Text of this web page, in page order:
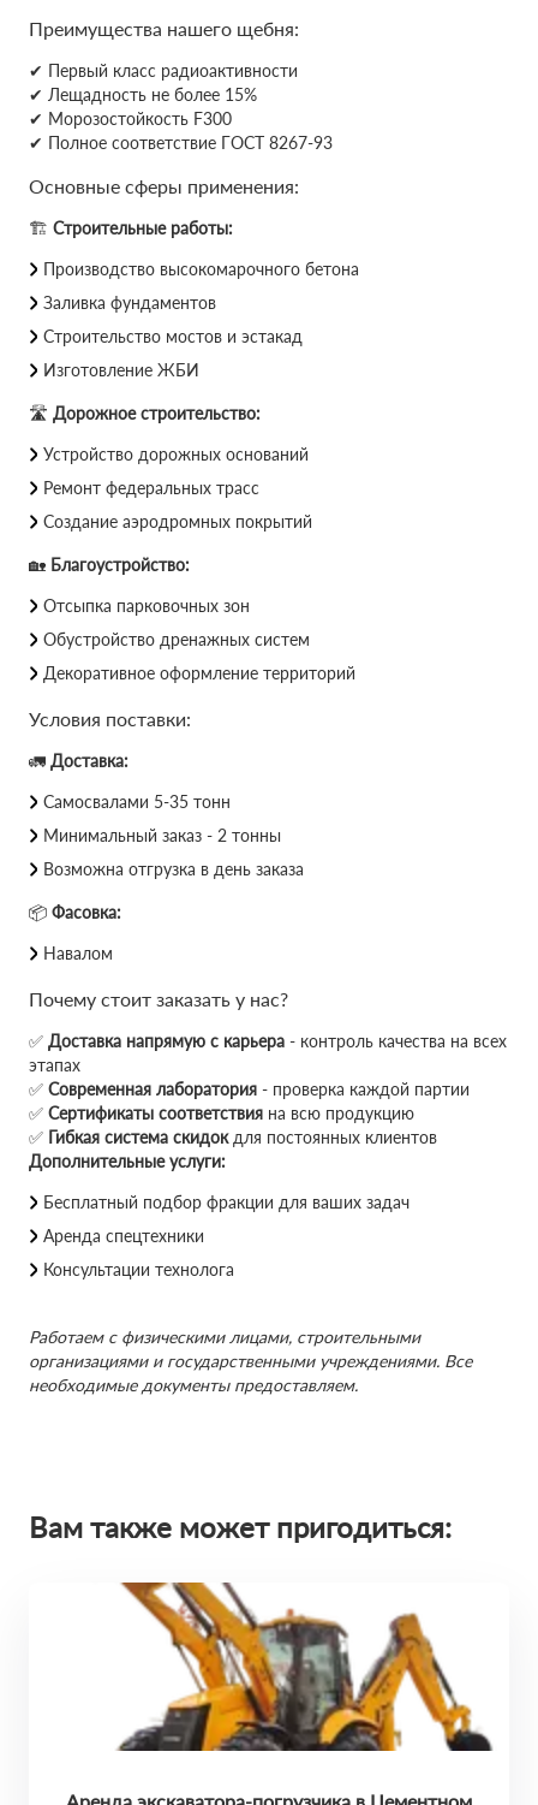
Преимущества нашего щебня:
✔ Первый класс радиоактивности
✔ Лещадность не более 15%
✔ Морозостойкость F300
✔ Полное соответствие ГОСТ 8267-93
Основные сферы применения:
🏗 Строительные работы:
Производство высокомарочного бетона
Заливка фундаментов
Строительство мостов и эстакад
Изготовление ЖБИ
🛣 Дорожное строительство:
Устройство дорожных оснований
Ремонт федеральных трасс
Создание аэродромных покрытий
🏡 Благоустройство:
Отсыпка парковочных зон
Обустройство дренажных систем
Декоративное оформление территорий
Условия поставки:
🚛 Доставка:
Самосвалами 5-35 тонн
Минимальный заказ - 2 тонны
Возможна отгрузка в день заказа
📦 Фасовка:
Навалом
Почему стоит заказать у нас?
✅ Доставка напрямую с карьера - контроль качества на всех
этапах
✅ Современная лаборатория - проверка каждой партии
✅ Сертификаты соответствия на всю продукцию
✅ Гибкая система скидокдля постоянных клиентов
Дополнительные услуги:
Бесплатный подбор фракции для ваших задач
Аренда спецтехники
Консультации технолога
Работаем с физическими лицами, строительными
организациями и государственными учреждениями. Все
необходимые документы предоставляем.
Вам также может пригодиться: